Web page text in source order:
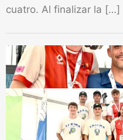
cuatro. Al finalizar la […]